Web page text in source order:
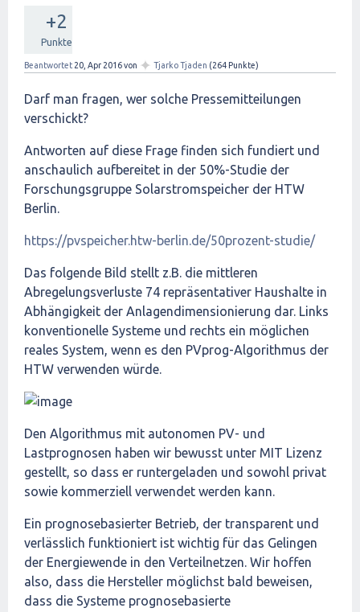
+2
Punkte
Beantwortet 20, Apr 2016von ✦ Tjarko Tjaden (264 Punkte)
Darf man fragen, wer solche Pressemitteilungen
verschickt?
Antworten auf diese Frage finden sich fundiert und
anschaulich aufbereitet in der 50%-Studie der
Forschungsgruppe Solarstromspeicher der HTW
Berlin.
https://pvspeicher.htw-berlin.de/50prozent-studie/
Das folgende Bild stellt z.B. die mittleren
Abregelungsverluste 74 repräsentativer Haushalte in
Abhängigkeit der Anlagendimensionierung dar. Links
konventionelle Systeme und rechts ein möglichen
reales System, wenn es den PVprog-Algorithmus der
HTW verwenden würde.
Den Algorithmus mit autonomen PV- und
Lastprognosen haben wir bewusst unter MIT Lizenz
gestellt, so dass er runtergeladen und sowohl privat
sowie kommerziell verwendet werden kann.
Ein prognosebasierter Betrieb, der transparent und
verlässlich funktioniert ist wichtig für das Gelingen
der Energiewende in den Verteilnetzen. Wir hoffen
also, dass die Hersteller möglichst bald beweisen,
dass die Systeme prognosebasierte